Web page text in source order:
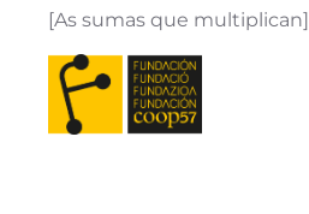
[As sumas que multiplican]